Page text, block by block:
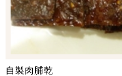
自製肉脯乾